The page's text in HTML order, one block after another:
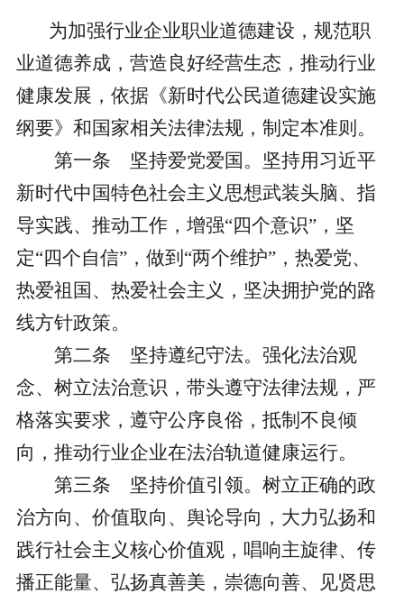
为加强行业企业职业道德建设，规范职
业道德养成，营造良好经营生态，推动行业
健康发展，依据《新时代公民道德建设实施
纲要》 和国家相关法律法规，制定本准则。
第一条
坚持爱党爱国。坚持用习近平
新时代中国特色社会主义思想武装头脑、指
导实践、推动工作，增强“四个意识”，坚
定“四个自信”，做到“两个维护”，热爱党、
热爱祖国、热爱社会主义，坚决拥护党的路
线方针政策。
第二条
坚持遵纪守法。强化法治观
念、树立法治意识，带头遵守法律法规，严
格落实要求，遵守公序良俗，抵制不良倾
向，推动行业企业在法治轨道健康运行。
第三条
坚持价值引领。树立正确的政
治方向、价值取向、舆论导向，大力弘扬和
践行社会主义核心价值观，唱响主旋律、传
播正能量、弘扬真善美，崇德向善、见贤思